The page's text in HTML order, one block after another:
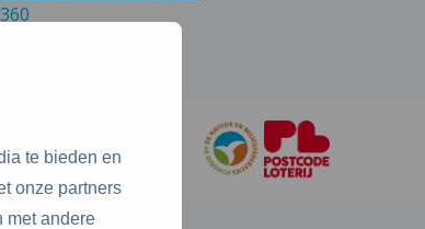
te bieden en
onze partners
met andere